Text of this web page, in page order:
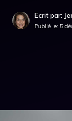
Ecrit par:
Publié le: 5